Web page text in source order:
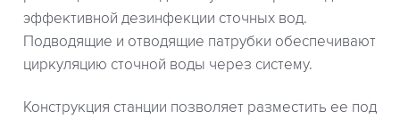
эффективной дезинфекции сточных вод.
Подводящие и отводящие патрубки обеспечивают
циркуляцию сточной воды через систему.
Конструкция станции позволяет разместить ее под